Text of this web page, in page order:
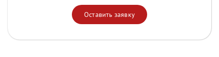
Оставить заявку